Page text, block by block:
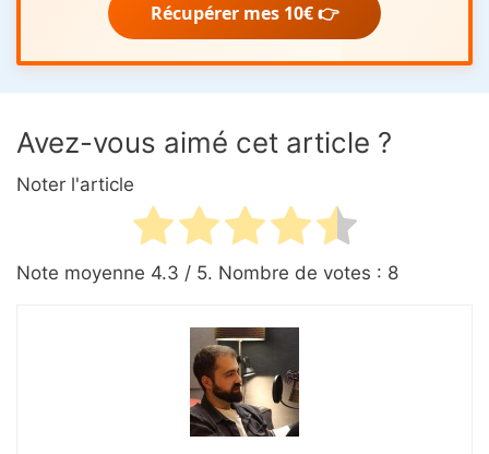
Récupérer mes 10€ 👉
Avez-vous aimé cet article ?
Noter l'article
Note moyenne 4.3 / 5. Nombre de votes : 8